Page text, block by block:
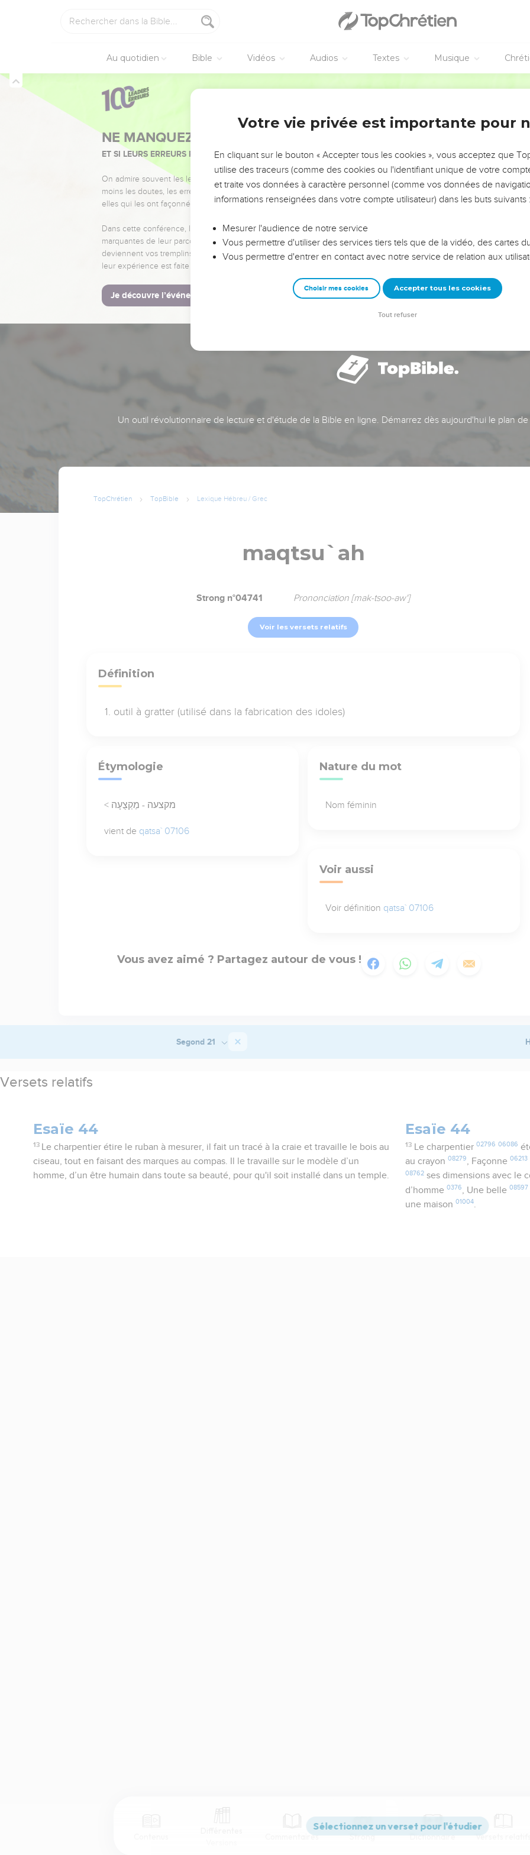
Au quotidien Bible Vidéos Audios Textes Musique
NE MANQUEZ PAS L’ÉVÉNEMENT DE L’ANNÉE !
ET SI LEURS ERREURS POUVAIENT VOUS ÉVITER LES VOTRES ?
On admire souvent les leaders pour leurs réussites, leur impact, leur foi ou leur vision. Mais on voit
moins les doutes, les erreurs et les saisons difficiles qu'ils ont traversés, alors même que ce sont
elles qui les ont façonnés.
Dans cette conférence, leaders, entrepreneurs, et responsables reviennent sur les erreurs
marquantes de leur parcours et les clés pour avancer avec plus de sagesse afin que leurs erreurs
deviennent vos tremplins. Que vous guidiez un ministère, une équipe, un groupe ou une famille,
leur expérience est faite pour vous.
Je découvre l’événement
Un outil révolutionnaire de lecture et d'étude de la Bible en ligne. Démarrez dès aujourd'hui le plan
TopChrétien TopBible Lexique Hébreu / Grec
maqtsu`ah
Strong n°04741 Prononciation [mak-tsoo-aw']
Voir les versets relatifs
Définition
outil à gratter (utilisé dans la fabrication des idoles)
Étymologie
< מקצעה - מַקְצֻעָה
vient de qatsa` 07106
Nature du mot
Nom féminin
Voir aussi
Voir définition qatsa` 07106
Vous avez aimé ? Partagez autour de vous !
Commentaires Strong Dictionnaire Versets relatifs
Segond 21
Versets relatifs
Esaïe 44
13
Le charpentier étire le ruban à mesurer, il fait un tracé à la craie et travaille le bois au
ciseau, tout en faisant des marques au compas. Il le travaille sur le modèle d’un
homme, d’un être humain dans toute sa beauté, pour qu'il soit installé dans un temple.
Esaïe 44
13 Le charpentier 02796 06086
au crayon08279, Façonne06213
08762 ses dimensions avec le
d’homme0376 , Une belle08597
une maison01004.
Votre vie privée est importante pour
En cliquant sur le bouton « Accepter tous les cookies », vous acceptez que
utilise des traceurs (comme des cookies ou l'identifiant unique de votre
et traite vos données à caractère personnel (comme vos données de
informations renseignées dans votre compte utilisateur) dans les buts suivants :
Mesurer l'audience de notre service
Vous permettre d'utiliser des services tiers tels que de la vidéo, des cartes
Vous permettre d'entrer en contact avec notre service de relation aux
Choisir mes cookies Accepter tous les cookies
Tout refuser